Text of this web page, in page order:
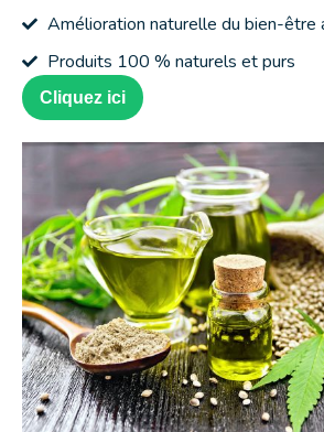
Amélioration naturelle du bien-être
Produits 100 % naturels et purs
Cliquez ici